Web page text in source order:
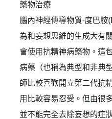
藥物治療
腦內神經傳導物質-度巴胺
為和妄想思維的生成大有
會使用抗精神病藥物。這
病藥（也稱為典型和非典
師比較喜歡開立第二代抗
用比較容易忍受。但由很
並不能完全去除妄想的症